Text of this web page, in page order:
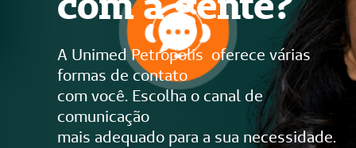
A Unimed Petrópolis oferece várias
formas de contato
com você. Escolha o canal de
comunicação
mais adequado para a sua necessidade.